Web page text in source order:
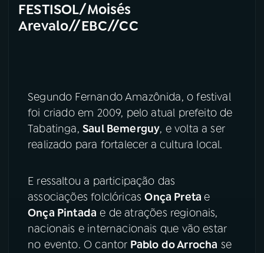
FESTISOL/Moisés
Arevalo//EBC//CC
Segundo Fernando Amazônida, o festival
foi criado em 2009, pelo atual prefeito de
Tabatinga, Saul Bemerguy, e volta a ser
realizado para fortalecer a cultura local.
E ressaltou a participação das
associações folclóricasOnça Pretae
Onça Pintada e de atrações regionais,
nacionais e internacionais que vão estar
no evento. O cantor Pablo do Arrocha se